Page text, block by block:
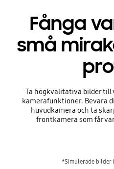
Fånga
små
Ta högkvalitativa bilder till
kamerafunktioner. Bevara
huvudkamera och ta
frontkamera som får
*Simulerade bilder